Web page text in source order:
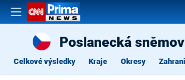
Poslanecká
Celkové výsledky Kraje Okresy